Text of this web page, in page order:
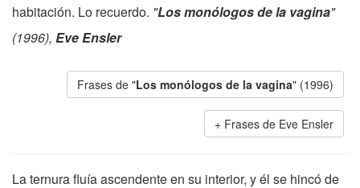
habitación. Lo recuerdo. "Los monólogos de la vagina"
(1996), Eve Ensler
Frases de "Los monólogos de la vagina" (1996)
Frases de Eve Ensler
La ternura fluía ascendente en su interior, y él se hincó de